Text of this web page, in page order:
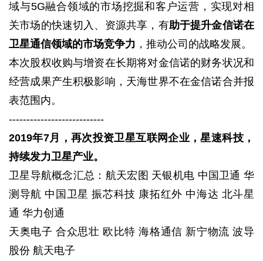
域与5G融合领域的市场挖掘和客户运营，实现对相
关市场的快速切入、资源共享，有助于提升金信诺在
卫星通信领域的市场竞争力 ，推动公司的战略发展。
本次股权收购与增资在长期将对金信诺的财务状况和
经营成果产生积极影响，天海世界不在金信诺合并报
表范围内。
---------------------------
2019年7月，再次投资卫星互联网企业，星速科技，
持续发力卫星产业。
卫星导航概念汇总：航天宏图 天银机电 中国卫通 华
测导航 中国卫星 振芯科技 康拓红外 中海达 北斗星
通 华力创通
天奥电子 合众思壮 欧比特 海格通信 新宁物流 波导
股份 航天电子